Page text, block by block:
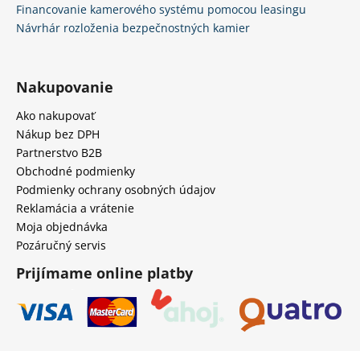
Financovanie kamerového systému pomocou leasingu
Návrhár rozloženia bezpečnostných kamier
Nakupovanie
Ako nakupovať
Nákup bez DPH
Partnerstvo B2B
Obchodné podmienky
Podmienky ochrany osobných údajov
Reklamácia a vrátenie
Moja objednávka
Pozáručný servis
Prijímame online platby